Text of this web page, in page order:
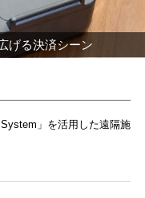
げる決済シーン
」を活用した遠隔施